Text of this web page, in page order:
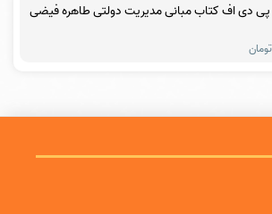
پی دی اف کتاب مبانی مدیریت دولتی طاهره فیضی